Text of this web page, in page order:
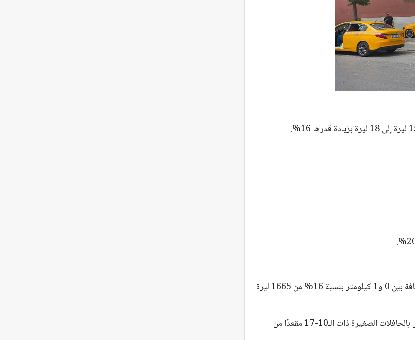
جرت زيادة أسعار خدمات النقل المدرسي، حيث ارتفع سعر المسافة بين 0 و1 كيلومتر بنسبة 16% من 1665 ليرة
كما ارتفعت أسعار خدمات النقل للعاملين، حيث زادت تكلفة النقل بالحافلات الصغيرة ذات الـ10-17 مقعدًا من